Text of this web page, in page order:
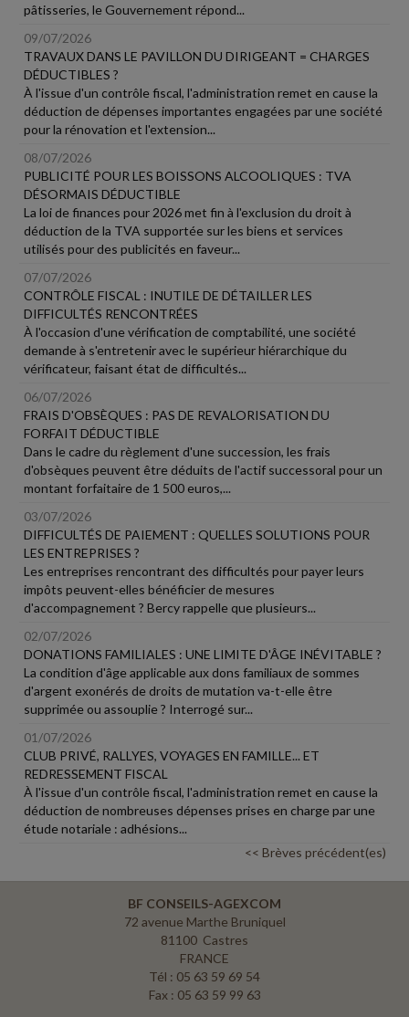
pâtisseries, le Gouvernement répond...
09/07/2026
TRAVAUX DANS LE PAVILLON DU DIRIGEANT = CHARGES
DÉDUCTIBLES ?
À l'issue d'un contrôle fiscal, l'administration remet en cause la
déduction de dépenses importantes engagées par une société
pour la rénovation et l'extension...
08/07/2026
PUBLICITÉ POUR LES BOISSONS ALCOOLIQUES : TVA
DÉSORMAIS DÉDUCTIBLE
La loi de finances pour 2026 met fin à l'exclusion du droit à
déduction de la TVA supportée sur les biens et services
utilisés pour des publicités en faveur...
07/07/2026
CONTRÔLE FISCAL : INUTILE DE DÉTAILLER LES
DIFFICULTÉS RENCONTRÉES
À l'occasion d'une vérification de comptabilité, une société
demande à s'entretenir avec le supérieur hiérarchique du
vérificateur, faisant état de difficultés...
06/07/2026
FRAIS D'OBSÈQUES : PAS DE REVALORISATION DU
FORFAIT DÉDUCTIBLE
Dans le cadre du règlement d'une succession, les frais
d'obsèques peuvent être déduits de l'actif successoral pour un
montant forfaitaire de 1 500 euros,...
03/07/2026
DIFFICULTÉS DE PAIEMENT : QUELLES SOLUTIONS POUR
LES ENTREPRISES ?
Les entreprises rencontrant des difficultés pour payer leurs
impôts peuvent-elles bénéficier de mesures
d'accompagnement ? Bercy rappelle que plusieurs...
02/07/2026
DONATIONS FAMILIALES : UNE LIMITE D'ÂGE INÉVITABLE ?
La condition d'âge applicable aux dons familiaux de sommes
d'argent exonérés de droits de mutation va-t-elle être
supprimée ou assouplie ? Interrogé sur...
01/07/2026
CLUB PRIVÉ, RALLYES, VOYAGES EN FAMILLE... ET
REDRESSEMENT FISCAL
À l'issue d'un contrôle fiscal, l'administration remet en cause la
déduction de nombreuses dépenses prises en charge par une
étude notariale : adhésions...
<< Brèves précédent(es)
BF CONSEILS-AGEXCOM
72 avenue Marthe Bruniquel
81100 Castres
FRANCE
Tél : 05 63 59 69 54
Fax : 05 63 59 99 63